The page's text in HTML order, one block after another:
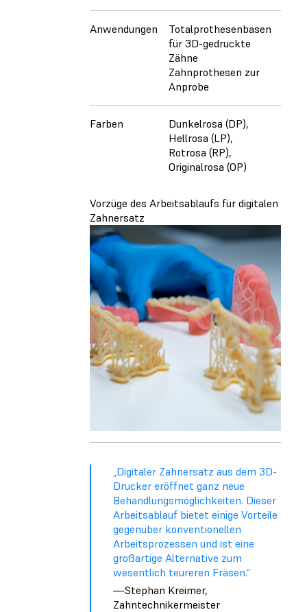
Anwendungen
Totalprothesenbasen
für 3D-gedruckte
Zähne
Zahnprothesen zur
Anprobe
Farben
Dunkelrosa (DP),
Hellrosa (LP),
Rotrosa (RP),
Originalrosa (OP)
Vorzüge des Arbeitsablaufs für digitalen
Zahnersatz
„Digitaler Zahnersatz aus dem 3D-
Drucker eröffnet ganz neue
Behandlungsmöglichkeiten. Dieser
Arbeitsablauf bietet einige Vorteile
gegenüber konventionellen
Arbeitsprozessen und ist eine
großartige Alternative zum
wesentlich teureren Fräsen.“
—Stephan Kreimer,
Zahntechnikermeister